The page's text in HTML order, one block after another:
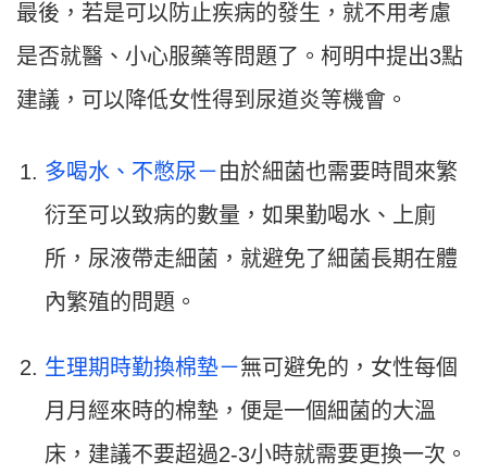
最後，若是可以防止疾病的發生，就不用考慮
是否就醫、小心服藥等問題了。柯明中提出3點
建議，可以降低女性得到尿道炎等機會。
多喝水、不憋尿－由於細菌也需要時間來繁
衍至可以致病的數量，如果勤喝水、上廁
所，尿液帶走細菌，就避免了細菌長期在體
內繁殖的問題。
生理期時勤換棉墊－無可避免的，女性每個
月月經來時的棉墊，便是一個細菌的大溫
床，建議不要超過2-3小時就需要更換一次。